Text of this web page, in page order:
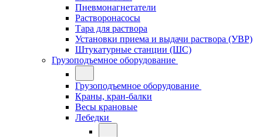
Пневмонагнетатели
Растворонасосы
Тара для раствора
Установки приема и выдачи раствора (УВР)
Штукатурные станции (ШС)
Грузоподъемное оборудование
Грузоподъемное оборудование
Краны, кран-балки
Весы крановые
Лебедки